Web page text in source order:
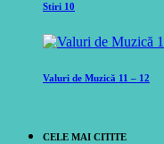
Stiri 10
Valuri de Muzică 11 – 12
CELE MAI CITITE